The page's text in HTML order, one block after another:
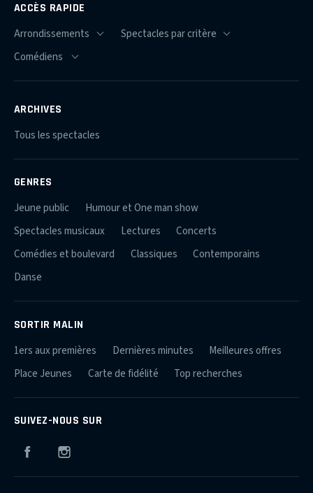
ACCÈS RAPIDE
ARCHIVES
Tous les spectacles
GENRES
Jeune public
Humour et One man show
Spectacles musicaux
Lectures
Concerts
Comédies et boulevard
Classiques
Contemporains
Danse
SORTIR MALIN
1ers aux premières Dernières minutes
Meilleures offres
Place Jeunes
Carte de fidélité Top recherches
SUIVEZ-NOUS SUR
Facebook